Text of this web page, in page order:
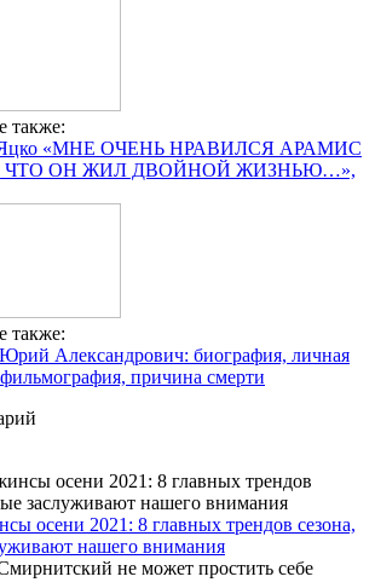
также:
Яцко «МНЕ ОЧЕНЬ НРАВИЛСЯ АРАМИС
ЧТО ОН ЖИЛ ДВОЙНОЙ ЖИЗНЬЮ…»,
также:
Александрович: биография, личная
причина смерти
осени 2021: 8 главных трендов сезона,
нашего внимания